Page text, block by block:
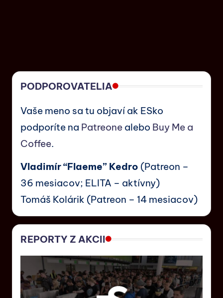
PODPOROVATELIA
Vaše meno sa tu objaví ak ESko
podporíte na Patreone alebo Buy Me a
Coffee.
Vladimír “Flaeme” Kedro (Patreon –
36 mesiacov; ELITA – aktívny)
Tomáš Kolárik (Patreon – 14 mesiacov)
REPORTY Z AKCII